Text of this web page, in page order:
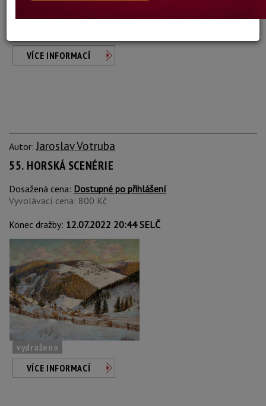
VÍCE INFORMACÍ
Autor:Jaroslav Votruba
55. HORSKÁ SCENÉRIE
Dosažená cena: Dostupné po přihlášení
Vyvolávací cena: 800 Kč
Konec dražby: 12.07.2022 20:44 SELČ
vydraženo
VÍCE INFORMACÍ